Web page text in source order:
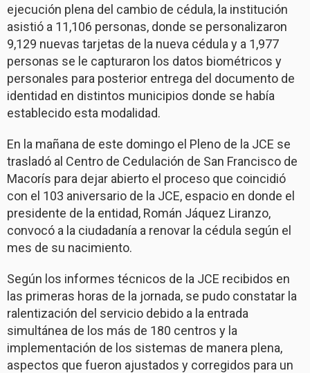
ejecución plena del cambio de cédula, la institución
asistió a 11,106 personas, donde se personalizaron
9,129 nuevas tarjetas de la nueva cédula y a 1,977
personas se le capturaron los datos biométricos y
personales para posterior entrega del documento de
identidad en distintos municipios donde se había
establecido esta modalidad.
En la mañana de este domingo el Pleno de la JCE se
trasladó al Centro de Cedulación de San Francisco de
Macorís para dejar abierto el proceso que coincidió
con el 103 aniversario de la JCE, espacio en donde el
presidente de la entidad, Román Jáquez Liranzo,
convocó a la ciudadanía a renovar la cédula según el
mes de su nacimiento.
Según los informes técnicos de la JCE recibidos en
las primeras horas de la jornada, se pudo constatar la
ralentización del servicio debido a la entrada
simultánea de los más de 180 centros y la
implementación de los sistemas de manera plena,
aspectos que fueron ajustados y corregidos para un